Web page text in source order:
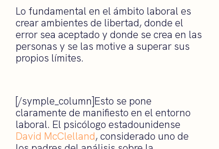
Lo fundamental en el ámbito laboral es
crear ambientes de libertad, donde el
error sea aceptado y donde se crea en las
personas y se las motive a superar sus
propios límites.
[/symple_column]Esto se pone
claramente de manifiesto en el entorno
laboral. El psicólogo estadounidense
David McClelland, considerado uno de